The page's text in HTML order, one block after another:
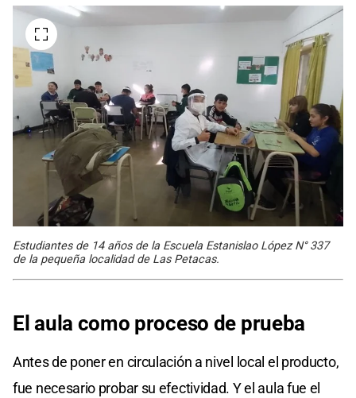
Estudiantes de 14 años de la Escuela Estanislao López N° 337
de la pequeña localidad de Las Petacas.
El aula como proceso de prueba
Antes de poner en circulación a nivel local el producto,
fue necesario probar su efectividad. Y el aula fue el